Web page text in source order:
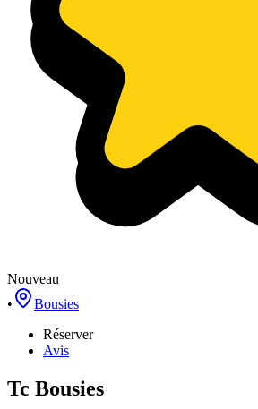
Nouveau
•
Bousies
Réserver
Avis
Tc Bousies